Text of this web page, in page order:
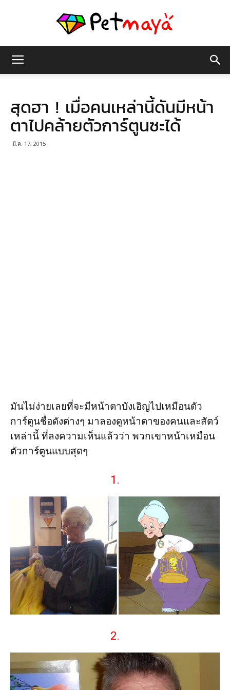
มายา
สุดฮา ! เมื่อคนเหล่านี้ดันมีหน้า
ตาไปคล้ายตัวการ์ตูนซะได้
มี.ค. 17, 2015
มันไม่ง่ายเลยที่จะมีหน้าตาบังเอิญไปเหมือนตัว
การ์ตูนชื่อดังต่างๆ มาลองดูหน้าตาของคนและสัตว์
เหล่านี้ ที่ลงความเห็นแล้วว่า พวกเขาหน้าเหมือน
ตัวการ์ตูนแบบสุดๆ
1.
2.